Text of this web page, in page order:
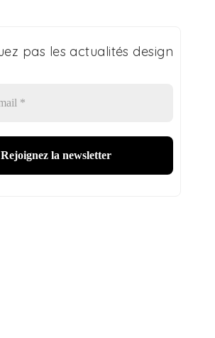
pas les actualités design